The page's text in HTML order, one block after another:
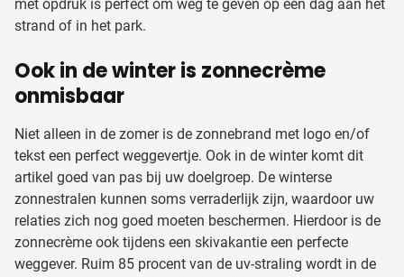
met opdruk is perfect om weg te geven op een dag aan het
strand of in het park.
Ook in de winter is zonnecrème
onmisbaar
Niet alleen in de zomer is de zonnebrand met logo en/of
tekst een perfect weggevertje. Ook in de winter komt dit
artikel goed van pas bij uw doelgroep. De winterse
zonnestralen kunnen soms verraderlijk zijn, waardoor uw
relaties zich nog goed moeten beschermen. Hierdoor is de
zonnecrème ook tijdens een skivakantie een perfecte
weggever. Ruim 85 procent van de uv-straling wordt in de